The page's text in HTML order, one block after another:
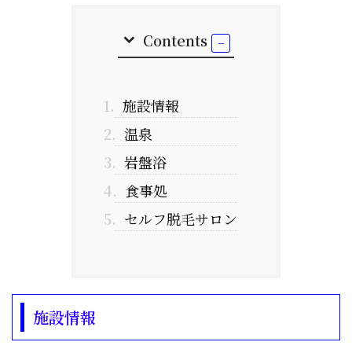
Contents
1. 施設情報
2. 温泉
3. 岩盤浴
4. 食事処
5. セルフ脱毛サロン
施設情報